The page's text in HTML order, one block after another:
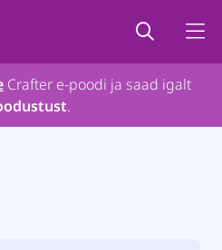
Crafter e-poodi ja saad igalt
.